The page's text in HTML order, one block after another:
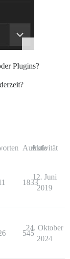
Plugins?
Aufrufe
Aktivität
1833
12. Juni
2019
545
24. Oktober
2024